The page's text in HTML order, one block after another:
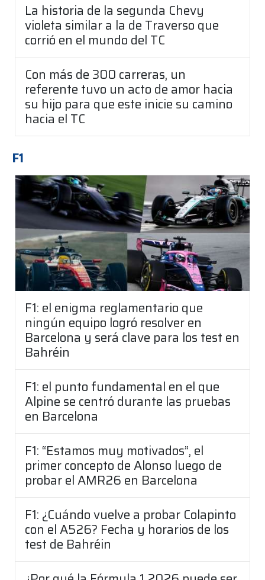
La historia de la segunda Chevy
violeta similar a la de Traverso que
corrió en el mundo del TC
Con más de 300 carreras, un
referente tuvo un acto de amor hacia
su hijo para que este inicie su camino
hacia el TC
F1
F1: el enigma reglamentario que
ningún equipo logró resolver en
Barcelona y será clave para los test en
Bahréin
F1: el punto fundamental en el que
Alpine se centró durante las pruebas
en Barcelona
F1: “Estamos muy motivados”, el
primer concepto de Alonso luego de
probar el AMR26 en Barcelona
F1: ¿Cuándo vuelve a probar Colapinto
con el A526? Fecha y horarios de los
test de Bahréin